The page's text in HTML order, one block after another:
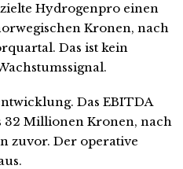
Hydrogenpro einen
Kronen, nach
Das ist kein
Das EBITDA
32 Millionen Kronen, nach
zuvor. Der operative